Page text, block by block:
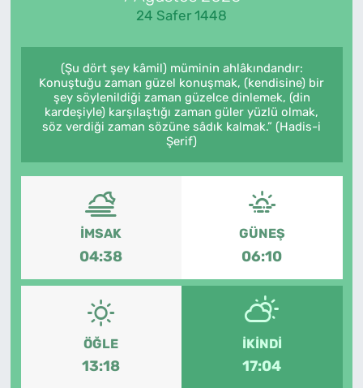
24 Safer 1448
(Şu dört şey kâmil) müminin ahlâkındandır:
Konuştuğu zaman güzel konuşmak, (kendisine) bir
şey söylenildiği zaman güzelce dinlemek, (din
kardeşiyle) karşılaştığı zaman güler yüzlü olmak,
söz verdiği zaman sözüne sâdık kalmak.” (Hadis-i
Şerif)
İMSAK
04:38
GÜNEŞ
06:10
ÖĞLE
13:18
İKINDI
17:04